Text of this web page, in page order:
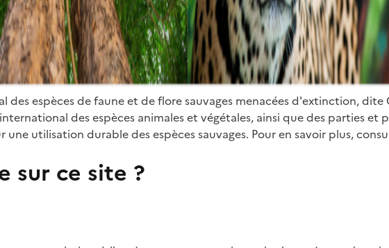
espèces de faune et de flore sauvages menacées d'extinction, dite
des espèces animales et végétales, ainsi que des parties et
utilisation durable des espèces sauvages. Pour en savoir plus,
sur ce site ?